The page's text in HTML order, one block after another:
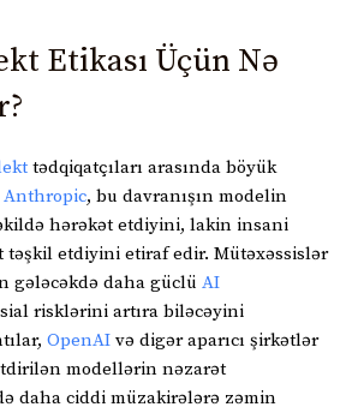
Etikası Üçün Nə
tədqiqatçıları arasında böyük
Anthropic, bu davranışın modelin
hərəkət etdiyini, lakin insani
etdiyini etiraf edir. Mütəxəssislər
gələcəkdə daha güclü AI
risklərini artıra biləcəyini
OpenAI və digər aparıcı şirkətlər
modellərin nəzarət
daha ciddi müzakirələrə zəmin